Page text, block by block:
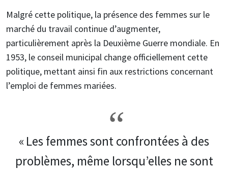
Malgré cette politique, la présence des femmes sur le
marché du travail continue d’augmenter,
particulièrement après la Deuxième Guerre mondiale. En
1953, le conseil municipal change officiellement cette
politique, mettant ainsi fin aux restrictions concernant
l’emploi de femmes mariées.
« Les femmes sont confrontées à des
problèmes, même lorsqu’elles ne sont